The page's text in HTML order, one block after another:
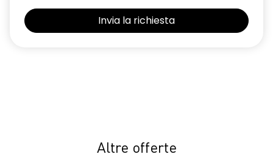
Selleria Stepway in tessuto blu e nero
Altre offerte